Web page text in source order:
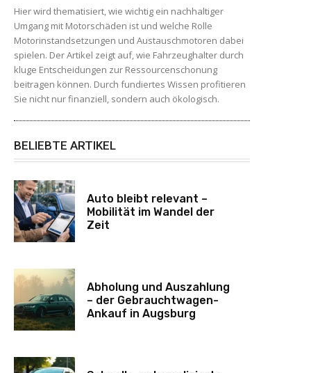
Hier wird thematisiert, wie wichtig ein nachhaltiger
Umgang mit Motorschäden ist und welche Rolle
Motorinstandsetzungen und Austauschmotoren dabei
spielen. Der Artikel zeigt auf, wie Fahrzeughalter durch
kluge Entscheidungen zur Ressourcenschonung
beitragen können. Durch fundiertes Wissen profitieren
Sie nicht nur finanziell, sondern auch ökologisch.
BELIEBTE ARTIKEL
Auto bleibt relevant –
Mobilität im Wandel der
Zeit
Abholung und Auszahlung
– der Gebrauchtwagen-
Ankauf in Augsburg